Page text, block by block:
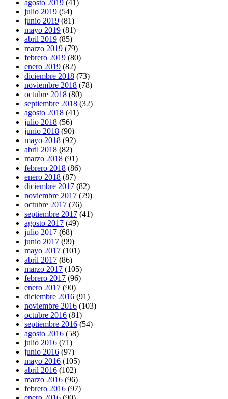
agosto 2019 (41)
julio 2019 (54)
junio 2019 (81)
mayo 2019 (81)
abril 2019 (85)
marzo 2019 (79)
febrero 2019 (80)
enero 2019 (82)
diciembre 2018 (73)
noviembre 2018 (78)
octubre 2018 (80)
septiembre 2018 (32)
agosto 2018 (41)
julio 2018 (56)
junio 2018 (90)
mayo 2018 (92)
abril 2018 (82)
marzo 2018 (91)
febrero 2018 (86)
enero 2018 (87)
diciembre 2017 (82)
noviembre 2017 (79)
octubre 2017 (76)
septiembre 2017 (41)
agosto 2017 (49)
julio 2017 (68)
junio 2017 (99)
mayo 2017 (101)
abril 2017 (86)
marzo 2017 (105)
febrero 2017 (96)
enero 2017 (90)
diciembre 2016 (91)
noviembre 2016 (103)
octubre 2016 (81)
septiembre 2016 (54)
agosto 2016 (58)
julio 2016 (71)
junio 2016 (97)
mayo 2016 (105)
abril 2016 (102)
marzo 2016 (96)
febrero 2016 (97)